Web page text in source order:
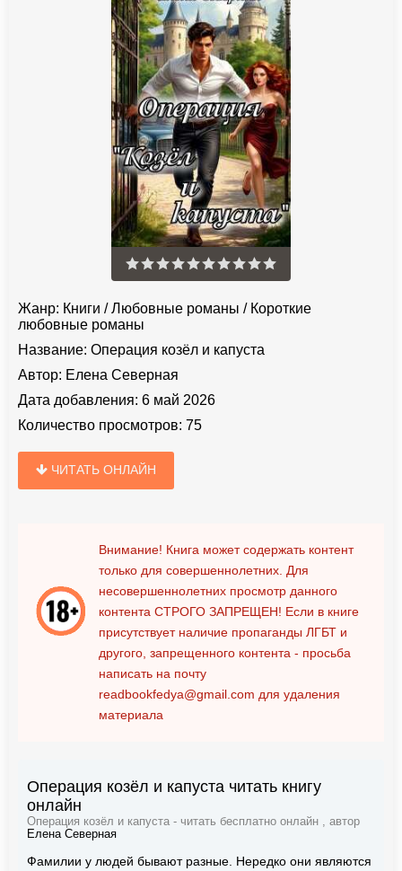
Жанр: Книги /Любовные романы / Короткие
любовные романы
Название: Операция козёл и капуста
Автор: Елена Северная
Дата добавления: 6 май 2026
Количество просмотров: 75
ЧИТАТЬ ОНЛАЙН
Внимание! Книга может содержать контент
только для совершеннолетних. Для
несовершеннолетних просмотр данного
контента СТРОГО ЗАПРЕЩЕН! Если в книге
присутствует наличие пропаганды ЛГБТ и
другого, запрещенного контента - просьба
написать на почту
readbookfedya@gmail.com для удаления
материала
Операция козёл и капуста читать книгу
онлайн
Операция козёл и капуста - читать бесплатно онлайн , автор
Елена Северная
Фамилии у людей бывают разные. Нередко они являются